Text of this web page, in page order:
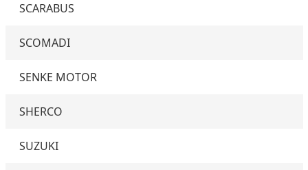
SCARABUS
SCOMADI
SENKE MOTOR
SHERCO
SUZUKI